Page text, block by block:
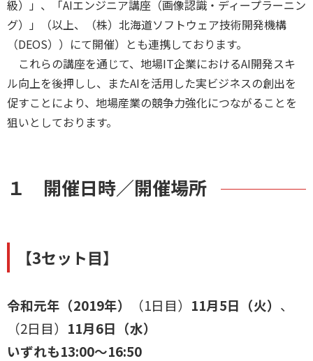
級）」、「AIエンジニア講座（画像認識・ディープラーニン
グ）」（以上、（株）北海道ソフトウェア技術開発機構
（DEOS））にて開催）とも連携しております。
これらの講座を通じて、地場IT企業におけるAI開発スキ
ル向上を後押しし、またAIを活用した実ビジネスの創出を
促すことにより、地場産業の競争力強化につながることを
狙いとしております。
１ 開催日時／開催場所
【3セット目】
令和元年（2019年） （1日目） 11月5日（火） 、
（2日目） 11月6日（水）
いずれも13:00～16:50